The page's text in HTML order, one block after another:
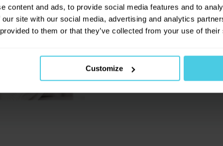
content and ads, to provide social media features and to
site with our social media, advertising and analytics
to them or that they’ve collected from your use of
Customize
váha, na které jsem měřil předtím: při zalévání kávy se mi
novinkách na našem e-shopu!
Odesláním e-mailové adresy souhlasíte se
obchodních sdělení dleinformací o zpracování